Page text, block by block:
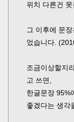
위치 다른건 못
그 이후에 문
었습니다.
조금이상할지
고 쓰면,
한글문장 95%
좋겠다는 생각